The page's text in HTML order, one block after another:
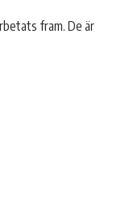
fram. De är